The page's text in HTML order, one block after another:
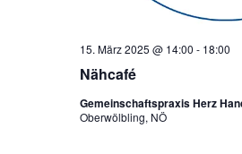
Nähcafé
15. März 2025 @ 14:00 - 18:00
Gemeinschaftspraxis Herz
Oberwölbling, NÖ